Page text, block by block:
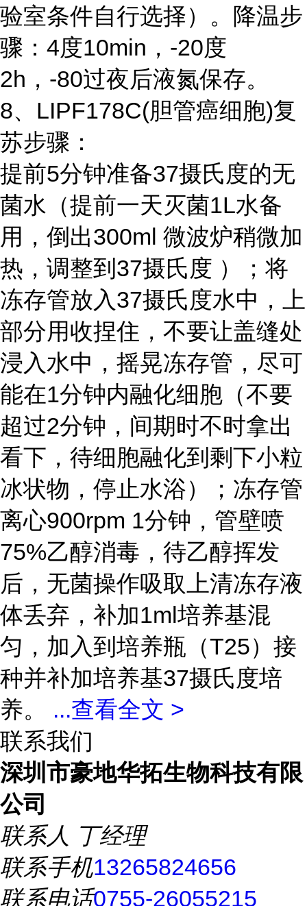
验室条件自行选择）。降温步
骤：4度10min，-20度
2h，-80过夜后液氮保存。
8、LIPF178C(胆管癌细胞)复
苏步骤：
提前5分钟准备37摄氏度的无
菌水（提前一天灭菌1L水备
用，倒出300ml 微波炉稍微加
热，调整到37摄氏度 ）；将
冻存管放入37摄氏度水中，上
部分用收捏住，不要让盖缝处
浸入水中，摇晃冻存管，尽可
能在1分钟内融化细胞（不要
超过2分钟，间期时不时拿出
看下，待细胞融化到剩下小粒
冰状物，停止水浴）；冻存管
离心900rpm 1分钟，管壁喷
75%乙醇消毒，待乙醇挥发
后，无菌操作吸取上清冻存液
体丢弃，补加1ml培养基混
匀，加入到培养瓶（T25）接
种并补加培养基37摄氏度培
养。 ...查看全文 >
联系我们
深圳市豪地华拓生物科技有限
公司
联系人 丁经理
联系手机13265824656
联系电话0755-26055215